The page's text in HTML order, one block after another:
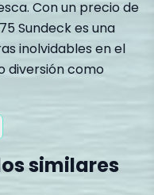
Con un precio de
Sundeck es una
inolvidables en el
diversión como
similares